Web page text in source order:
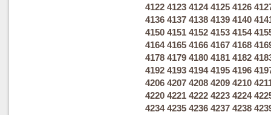
4122 4123 4124 4125 4126
4136 4137 4138 4139 4140
4150 4151 4152 4153 4154
4164 4165 4166 4167 4168
4178 4179 4180 4181 4182
4192 4193 4194 4195 4196
4206 4207 4208 4209 4210
4220 4221 4222 4223 4224
4234 4235 4236 4237 4238